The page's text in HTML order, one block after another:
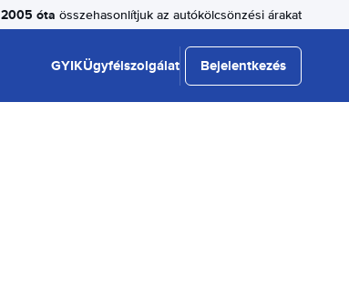
2005 óta összehasonlítjuk az autókölcsönzési árakat
GYIKÜgyfélszolgálat Bejelentkezés